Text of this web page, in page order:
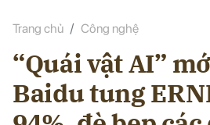
Trang chủ Công nghệ
“Quái vật AI”
Baidu tung